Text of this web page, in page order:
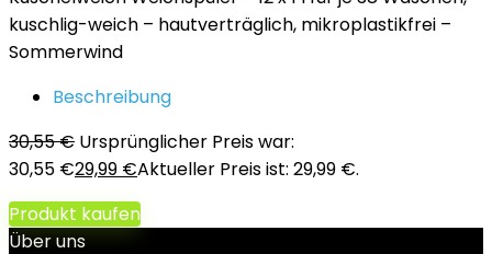
kuschlig-weich – hautverträglich, mikroplastikfrei –
Sommerwind
Beschreibung
30,55€ Ursprünglicher Preis war:
30,55 €29,99 €Aktueller Preis ist: 29,99 €.
Produkt kaufen
Über uns